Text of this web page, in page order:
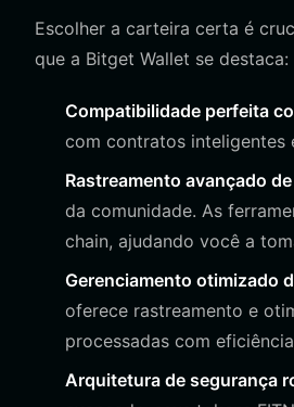
Escolher a carteira certa é
que a Bitget Wallet se destaca:
Compatibilidade perfeita
com contratos inteligentes
Rastreamento avançado
da comunidade. As
chain, ajudando você a
Gerenciamento otimizado
oferece rastreamento e
processadas com
Arquitetura de segurança